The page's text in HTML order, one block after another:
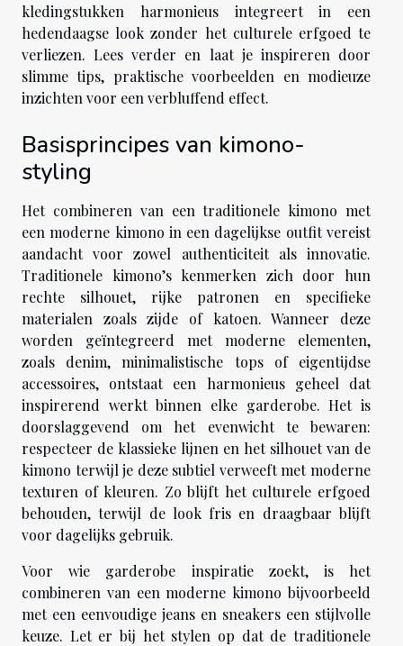
kledingstukken harmonieus integreert in een
hedendaagse look zonder het culturele erfgoed te
verliezen. Lees verder en laat je inspireren door
slimme tips, praktische voorbeelden en modieuze
inzichten voor een verbluffend effect.
Basisprincipes van kimono-
styling
Het combineren van een traditionele kimono met
een moderne kimono in een dagelijkse outfit vereist
aandacht voor zowel authenticiteit als innovatie.
Traditionele kimono’s kenmerken zich door hun
rechte silhouet, rijke patronen en specifieke
materialen zoals zijde of katoen. Wanneer deze
worden geïntegreerd met moderne elementen,
zoals denim, minimalistische tops of eigentijdse
accessoires, ontstaat een harmonieus geheel dat
inspirerend werkt binnen elke garderobe. Het is
doorslaggevend om het evenwicht te bewaren:
respecteer de klassieke lijnen en het silhouet van de
kimono terwijl je deze subtiel verweeft met moderne
texturen of kleuren. Zo blijft het culturele erfgoed
behouden, terwijl de look fris en draagbaar blijft
voor dagelijks gebruik.
Voor wie garderobe inspiratie zoekt, is het
combineren van een moderne kimono bijvoorbeeld
met een eenvoudige jeans en sneakers een stijlvolle
keuze. Let er bij het stylen op dat de traditionele